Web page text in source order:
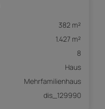
382 m²
1.427 m²
8
Haus
Mehrfamilienhaus
dis_129990